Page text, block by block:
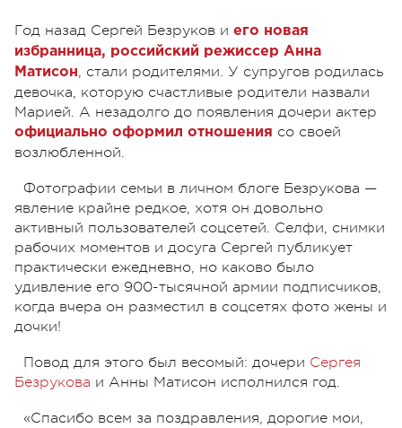
Год назад Сергей Безруков и его новая
избранница, российский режиссер Анна
Матисон, стали родителями. У супругов родилась
девочка, которую счастливые родители назвали
Марией. А незадолго до появления дочери актер
официально оформил отношения со своей
возлюбленной.
Фотографии семьи в личном блоге Безрукова —
явление крайне редкое, хотя он довольно
активный пользователей соцсетей. Селфи, снимки
рабочих моментов и досуга Сергей публикует
практически ежедневно, но каково было
удивление его 900-тысячной армии подписчиков,
когда вчера он разместил в соцсетях фото жены и
дочки!
Повод для этого был весомый: дочери Сергея
Безрукова и Анны Матисон исполнился год.
«Спасибо всем за поздравления, дорогие мои,